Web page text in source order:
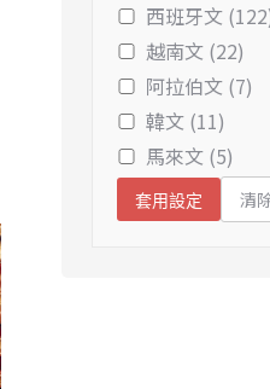
西班牙文
越南文 (22)
阿拉伯文 (7)
韓文 (11)
馬來文 (5)
套用設定 清